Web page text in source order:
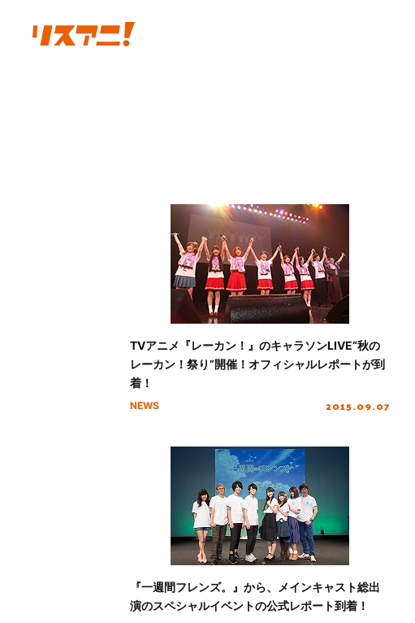
TVアニメ『レーカン！』のキャラソンLIVE“秋の
レーカン！祭り”開催！オフィシャルレポートが到
着！
NEWS 2015.09.07
『一週間フレンズ。』から、メインキャスト総出
演のスペシャルイベントの公式レポート到着！